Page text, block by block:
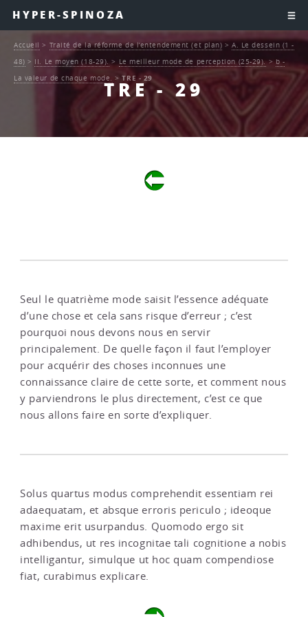
HYPER-SPINOZA
TRE - 29
Accueil > Traité de la réforme de l’entendement (et plan) >A. Le dessein (1 -
48) > II. Le moyen (18-29). > Le meilleur mode de perception (25-29).>b -
La valeur de chaque mode. >TRE - 29
Seul le quatrième mode saisit l’essence adéquate
d’une chose et cela sans risque d’erreur ; c’est
pourquoi nous devons nous en servir
principalement. De quelle façon il faut l’employer
pour acquérir des choses inconnues une
connaissance claire de cette sorte, et comment nous
y parviendrons le plus directement, c’est ce que
nous allons faire en sorte d’expliquer.
Solus quartus modus comprehendit essentiam rei
adaequatam, et absque erroris periculo ; ideoque
maxime erit usurpandus. Quomodo ergo sit
adhibendus, ut res incognitae tali cognitione a nobis
intelligantur, simulque ut hoc quam compendiose
fiat, curabimus explicare.